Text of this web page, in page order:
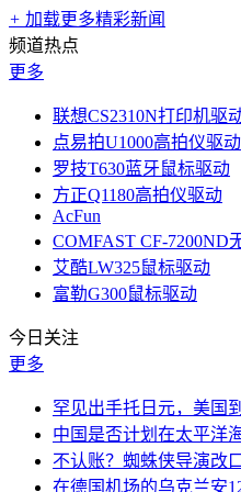
+ 加载更多精彩新闻
频道热点
更多
联想CS2310N打印机驱
点易拍U1000高拍仪驱动
罗技T630蓝牙鼠标驱动
方正Q1180高拍仪驱动
AcFun
COMFAST CF-7200ND
艾酷LW325鼠标驱动
富勒G300鼠标驱动
今日关注
更多
罕见出手托日元，美国
中国是否计划在太平洋
不认账？蜘蛛侠导演改
在德国机场的乌克兰安